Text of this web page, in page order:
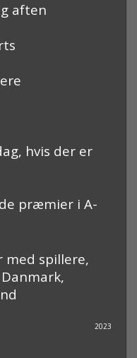
aften
hvis der er
præmier i A-
med spillere,
2023